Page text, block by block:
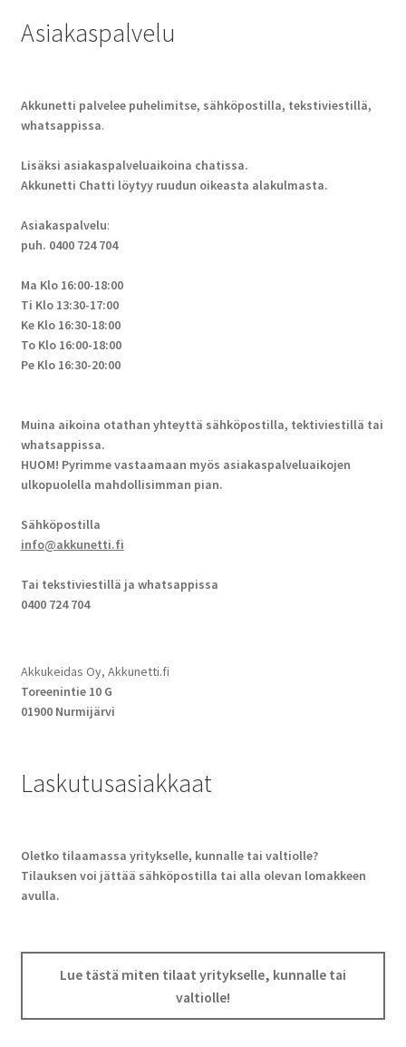
Asiakaspalvelu
Akkunetti palvelee puhelimitse, sähköpostilla, tekstiviestillä,
whatsappissa.
Lisäksi asiakaspalveluaikoina chatissa.
Akkunetti Chatti löytyy ruudun oikeasta alakulmasta.
Asiakaspalvelu:
puh. 0400 724 704
Ma Klo 16:00-18:00
Ti Klo 13:30-17:00
Ke Klo 16:30-18:00
To Klo 16:00-18:00
Pe Klo 16:30-20:00
Muina aikoina otathan yhteyttä sähköpostilla, tektiviestillä tai
whatsappissa.
HUOM! Pyrimme vastaamaan myös asiakaspalveluaikojen
ulkopuolella mahdollisimman pian.
Sähköpostilla
info@akkunetti.fi
Tai tekstiviestillä ja whatsappissa
0400 724 704
Akkukeidas Oy, Akkunetti.fi
Toreenintie 10 G
01900 Nurmijärvi
Laskutusasiakkaat
Oletko tilaamassa yritykselle, kunnalle tai valtiolle?
Tilauksen voi jättää sähköpostilla tai alla olevan lomakkeen
avulla.
Lue tästä miten tilaat yritykselle, kunnalle tai
valtiolle!